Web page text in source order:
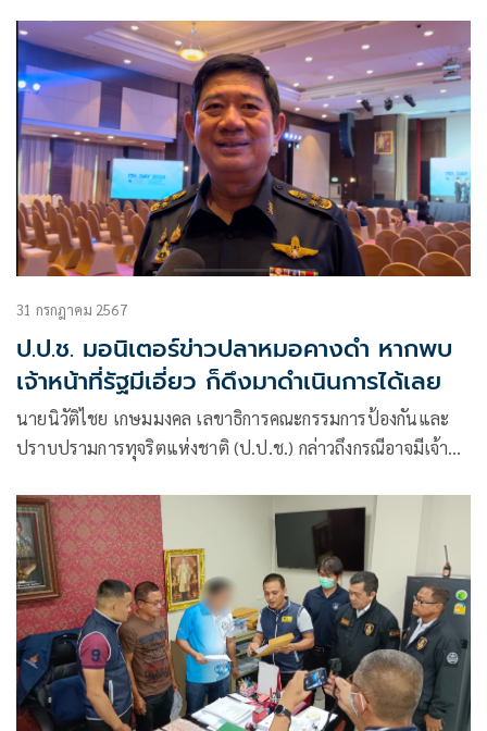
ล่าสุดสถานีตำรวจนครบาลเตาปูนส่งสำนวนมายังสำ
31 กรกฎาคม 2567
ป.ป.ช. มอนิเตอร์ข่าวปลาหมอคางดำ หากพบ
เจ้าหน้าที่รัฐมีเอี่ยว ก็ดึงมาดำเนินการได้เลย
นายนิวัติไชย เกษมมงคล เลขาธิการคณะกรรมการป้องกันและ
ปราบปรามการทุจริตแห่งชาติ (ป.ป.ช.) กล่าวถึงกรณีอาจมีเจ้า
ป.ป.ช.สามารถเข้าไปตรวจสอบหรือต้องรอให้การมายื่นเรื่องร้อง
เรียนมาก่อนว่า กรณีนี้ไม่จำเป็นรอให้มีผู้มายื่นเรื่องร้องเรียน